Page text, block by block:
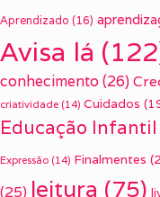
Aprendizado (16)
Avisa lá
conhecimento(26)
criatividade (14) Cuidados
Educação Infantil
Expressão (14) Finalmentes
(25) leitura (75)